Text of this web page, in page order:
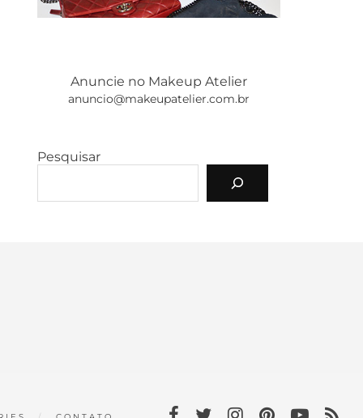
Anuncie no Makeup Atelier
anuncio@makeupatelier.com.br
Pesquisar